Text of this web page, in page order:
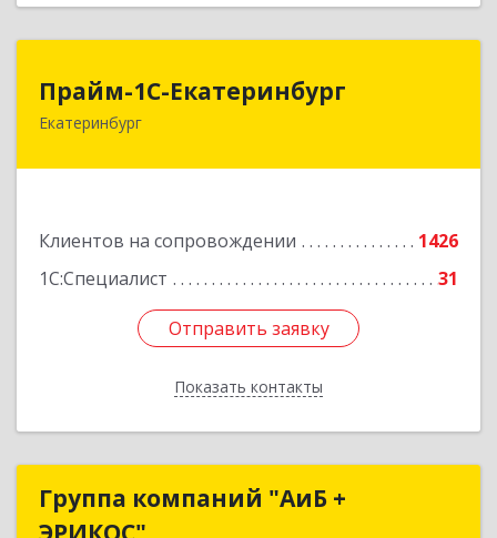
Прайм-1С-Екатеринбург
Екатеринбург
Клиентов на сопровождении
1426
1С:Специалист
31
Отправить заявку
Показать контакты
Прайм-1С-Екатеринбург
620142, Свердловская обл, Екатеринбург г, 8
Отправить заявку
Назад
Группа компаний "АиБ +
Группа компаний "АиБ +